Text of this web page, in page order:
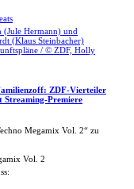
Hermann) und
(Klaus Steinbacher)
/ © ZDF, Holly
ZDF-Vierteiler
Streaming-Premiere
Megamix Vol. 2“ zu